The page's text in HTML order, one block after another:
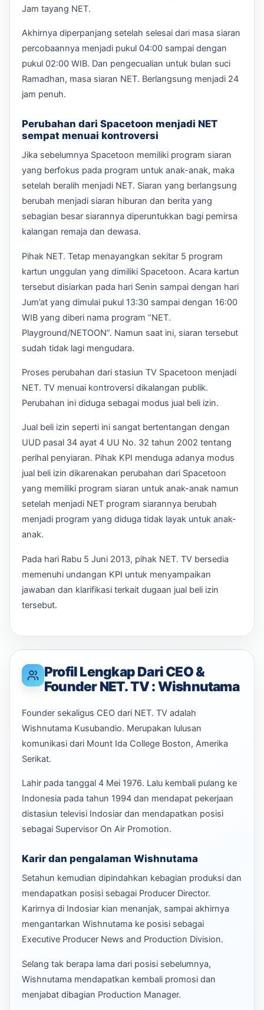
Jam tayang NET.
Akhirnya diperpanjang setelah selesai dari masa siaran
percobaannya menjadi pukul 04:00 sampai dengan
pukul 02:00 WIB. Dan pengecualian untuk bulan suci
Ramadhan, masa siaran NET. Berlangsung menjadi 24
jam penuh.
Perubahan dari Spacetoon menjadi NET
sempat menuai kontroversi
Jika sebelumnya Spacetoon memiliki program siaran
yang berfokus pada program untuk anak-anak, maka
setelah beralih menjadi NET. Siaran yang berlangsung
berubah menjadi siaran hiburan dan berita yang
sebagian besar siarannya diperuntukkan bagi pemirsa
kalangan remaja dan dewasa.
Pihak NET. Tetap menayangkan sekitar 5 program
kartun unggulan yang dimiliki Spacetoon. Acara kartun
tersebut disiarkan pada hari Senin sampai dengan hari
Jum’at yang dimulai pukul 13:30 sampai dengan 16:00
WIB yang diberi nama program “NET.
Playground/NETOON”. Namun saat ini, siaran tersebut
sudah tidak lagi mengudara.
Proses perubahan dari stasiun TV Spacetoon menjadi
NET. TV menuai kontroversi dikalangan publik.
Perubahan ini diduga sebagai modus jual beli izin.
Jual beli izin seperti ini sangat bertentangan dengan
UUD pasal 34 ayat 4 UU No. 32 tahun 2002 tentang
perihal penyiaran. Pihak KPI menduga adanya modus
jual beli izin dikarenakan perubahan dari Spacetoon
yang memiliki program siaran untuk anak-anak namun
setelah menjadi NET program siarannya berubah
menjadi program yang diduga tidak layak untuk anak-
anak.
Pada hari Rabu 5 Juni 2013, pihak NET. TV bersedia
memenuhi undangan KPI untuk menyampaikan
jawaban dan klarifikasi terkait dugaan jual beli izin
tersebut.
Profil Lengkap Dari CEO &
Founder NET. TV : Wishnutama
Founder sekaligus CEO dari NET. TV adalah
Wishnutama Kusubandio. Merupakan lulusan
komunikasi dari Mount Ida College Boston, Amerika
Serikat.
Lahir pada tanggal 4 Mei 1976. Lalu kembali pulang ke
Indonesia pada tahun 1994 dan mendapat pekerjaan
distasiun televisi Indosiar dan mendapatkan posisi
sebagai Supervisor On Air Promotion.
Karir dan pengalaman Wishnutama
Setahun kemudian dipindahkan kebagian produksi dan
mendapatkan posisi sebagai Producer Director.
Karirnya di Indosiar kian menanjak, sampai akhirnya
mengantarkan Wishnutama ke posisi sebagai
Executive Producer News and Production Division.
Selang tak berapa lama dari posisi sebelumnya,
Wishnutama mendapatkan kembali promosi dan
menjabat dibagian Production Manager.